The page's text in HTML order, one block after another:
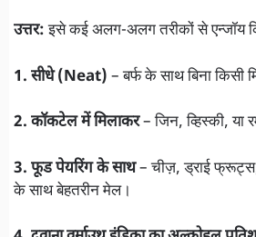
उत्तर:इसे कई अलग-अलग तरीकों से एन्जॉय
1. सीधे (Neat) – बर्फ के साथ बिना किसी
2. कॉकटेल में मिलाकर– जिन, व्हिस्की, या
3. फूड पेयरिंग के साथ– चीज़, ड्राई
के साथ बेहतरीन मेल।